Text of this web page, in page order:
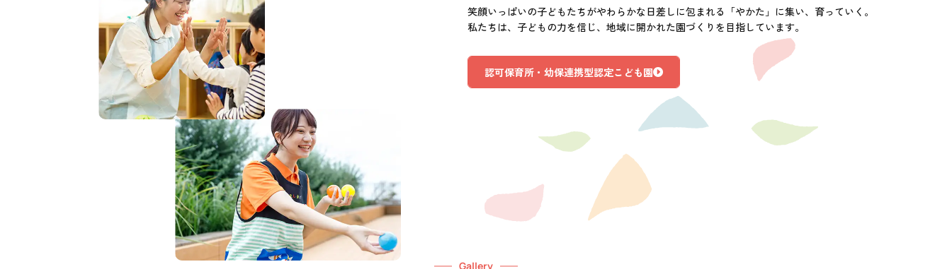
笑顔いっぱいの子どもたちがやわらかな日差しに包まれる「やかた」に集い、育っていく。
私たちは、子どもの力を信じ、地域に開かれた園づくりを目指しています。
認可保育所・幼保連携型認定こども園
Gallery